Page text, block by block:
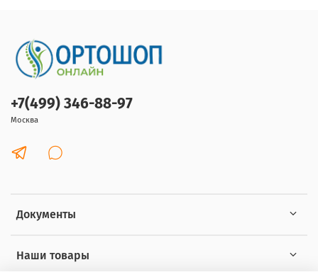
Документы
Наши товары
+7(499) 346-88-97
Москва